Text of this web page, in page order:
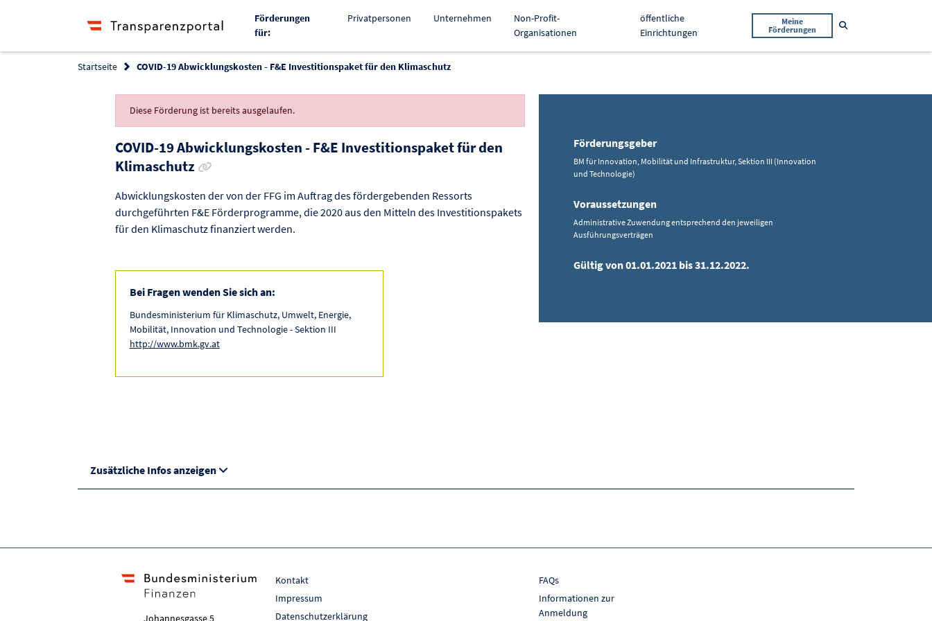
Förderungen
für:
Privatpersonen Unternehmen
Non-Profit-
Organisationen
öffentliche
Einrichtungen
Meine
Förderungen
Startseite COVID-19 Abwicklungskosten - F&E Investitionspaket für den Klimaschutz
Diese Förderung ist bereits ausgelaufen.
COVID-19 Abwicklungskosten - F&E Investitionspaket für den
Klimaschutz
Link zur Förderung kopieren
Abwicklungskosten der von der FFG im Auftrag des fördergebenden Ressorts
durchgeführten F&E Förderprogramme, die 2020 aus den Mitteln des Investitionspakets
für den Klimaschutz finanziert werden.
Bei Fragen wenden Sie sich an:
Bundesministerium für Klimaschutz, Umwelt, Energie,
Mobilität, Innovation und Technologie - Sektion III
http://www.bmk.gv.at
Förderungsgeber
BM für Innovation, Mobilität und Infrastruktur, Sektion III (Innovation
und Technologie)
Voraussetzungen
Administrative Zuwendung entsprechend den jeweiligen
Ausführungsverträgen
Gültig von 01.01.2021 bis 31.12.2022.
Zusätzliche Infos anzeigen
Johannesgasse 5
Kontakt
Impressum
Datenschutzerklärung
FAQs
Informationen zur
Anmeldung